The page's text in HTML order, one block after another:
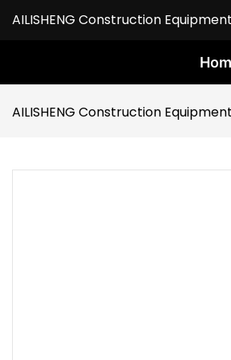
AILISHENG Construction
AILISHENG Construction Equipment